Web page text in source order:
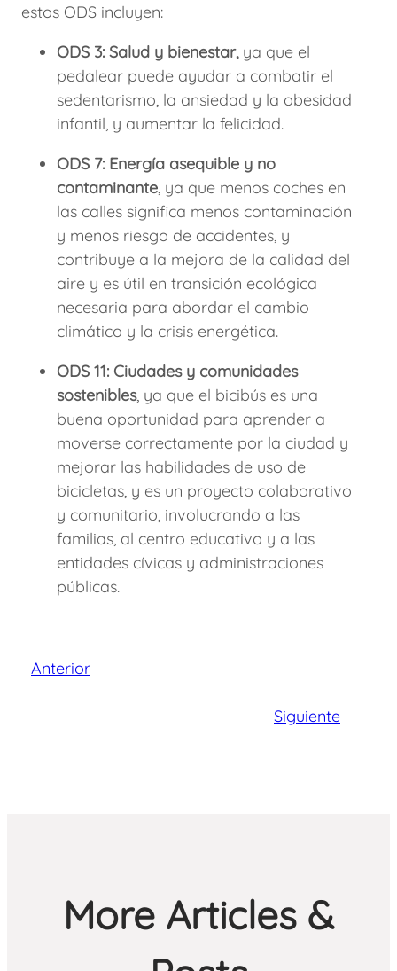
estos ODS incluyen:
ODS 3: Salud y bienestar,ya que el
pedalear puede ayudar a combatir el
sedentarismo, la ansiedad y la obesidad
infantil, y aumentar la felicidad.
ODS 7: Energía asequible y no
contaminante, ya que menos coches en
las calles significa menos contaminación
y menos riesgo de accidentes, y
contribuye a la mejora de la calidad del
aire y es útil en transición ecológica
necesaria para abordar el cambio
climático y la crisis energética.
ODS 11: Ciudades y comunidades
sostenibles, ya que el bicibús es una
buena oportunidad para aprender a
moverse correctamente por la ciudad y
mejorar las habilidades de uso de
bicicletas, y es un proyecto colaborativo
y comunitario, involucrando a las
familias, al centro educativo y a las
entidades cívicas y administraciones
públicas.
Anterior
Siguiente
More Articles &